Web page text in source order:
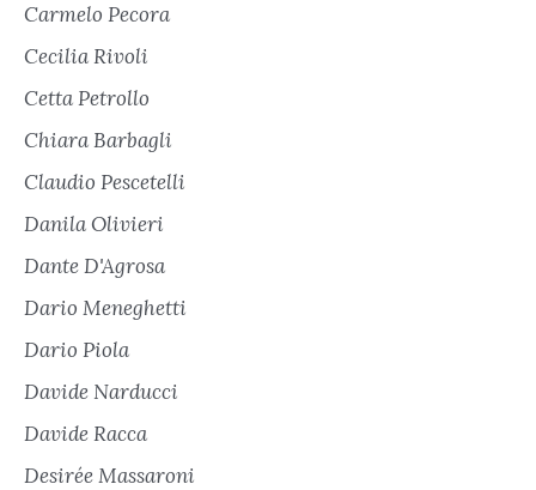
Carmelo Pecora
Cecilia Rivoli
Cetta Petrollo
Chiara Barbagli
Claudio Pescetelli
Danila Olivieri
Dante D'Agrosa
Dario Meneghetti
Dario Piola
Davide Narducci
Davide Racca
Desirée Massaroni